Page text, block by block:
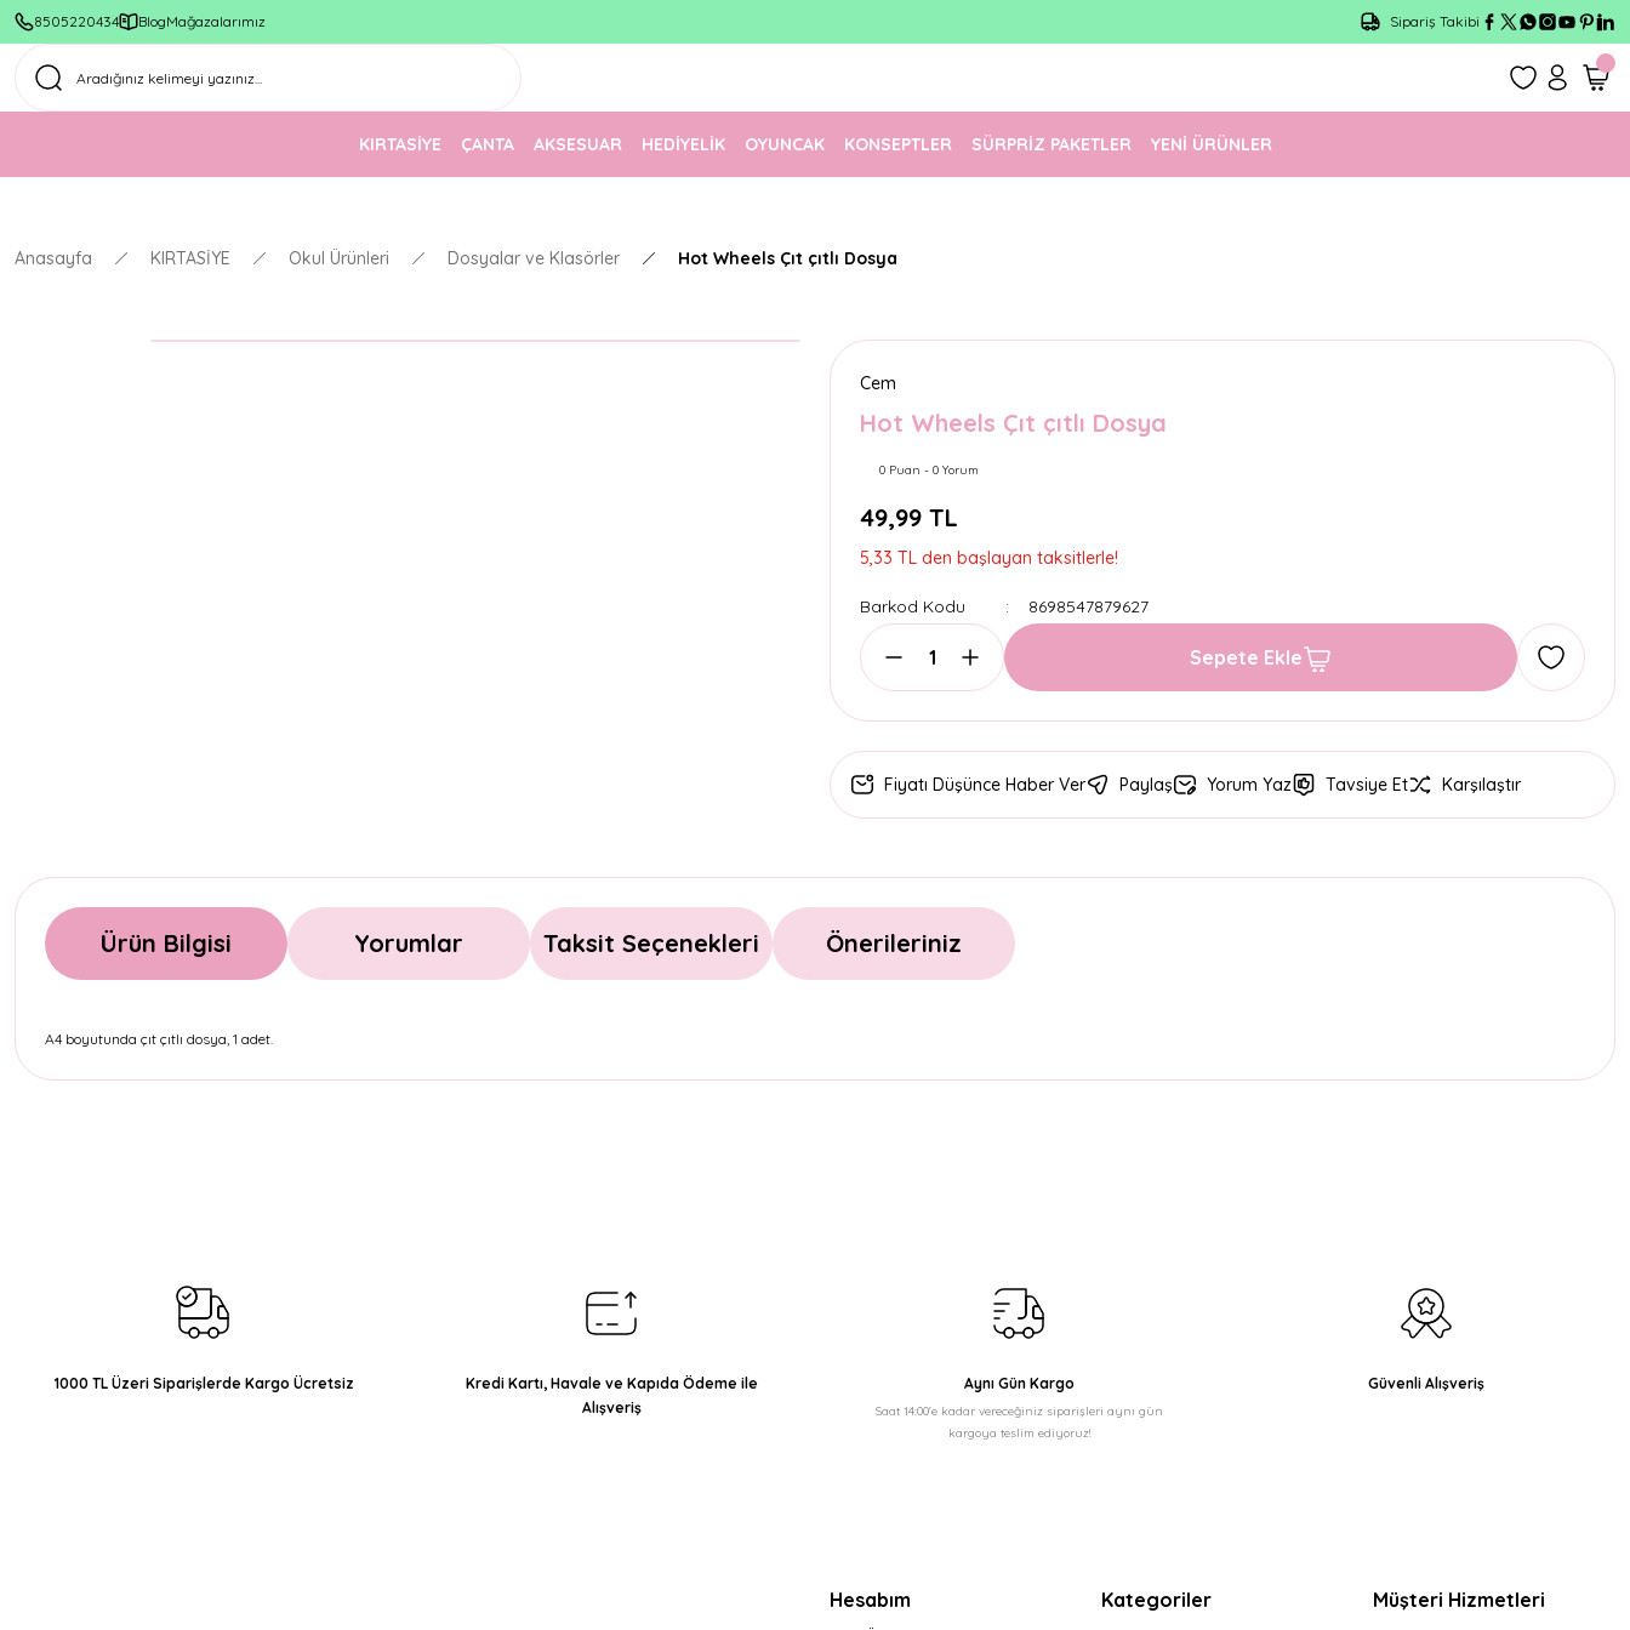
8505220434 BlogMağazalarımız
1500 TL Üzeri Ücretsiz Kargo
Sipariş Takibi
KIRTASİYE ÇANTA AKSESUAR HEDİYELİK OYUNCAK KONSEPTLER SÜRPRİZ PAKETLER YENİ ÜRÜNLER
Anasayfa KIRTASİYE Okul Ürünleri Dosyalar ve Klasörler Hot Wheels Çıt çıtlı Dosya
Cem
Hot Wheels Çıt çıtlı Dosya
0 Puan - 0 Yorum
49,99 TL
5,33 TL den başlayan taksitlerle!
Barkod Kodu 8698547879627
Sepete Ekle
Fiyatı Düşünce Haber Ver Paylaş Yorum Yaz Tavsiye Et Karşılaştır
Ürün Bilgisi Yorumlar Taksit Seçenekleri Önerileriniz
A4 boyutunda çıt çıtlı dosya, 1 adet.
Ürün fiyatı diğer sitelerden daha pahalı.
Bu ürüne benzer farklı alternatifler olmalı.
1000 TL Üzeri Siparişlerde Kargo Ücretsiz
Kredi Kartı, Havale ve Kapıda Ödeme ile
Alışveriş
Aynı Gün Kargo
Saat 14:00'e kadar vereceğiniz siparişleri aynı gün
kargoya teslim ediyoruz!
Güvenli Alışveriş
Hesabım Kategoriler Müşteri Hizmetleri